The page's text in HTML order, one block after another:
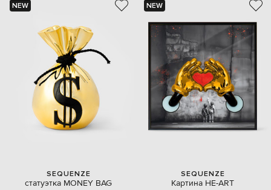
NEW
SEQUENZE
статуэтка MONEY BAG
NEW
SEQUENZE
Картина HE-ART